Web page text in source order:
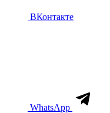
ВКонтакте
WhatsApp